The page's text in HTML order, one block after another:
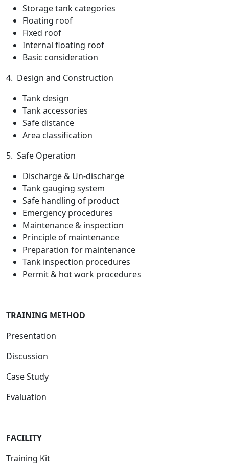
Storage tank categories
Floating roof
Fixed roof
Internal floating roof
Basic consideration
4. Design and Construction
Tank design
Tank accessories
Safe distance
Area classification
5. Safe Operation
Discharge & Un-discharge
Tank gauging system
Safe handling of product
Emergency procedures
Maintenance & inspection
Principle of maintenance
Preparation for maintenance
Tank inspection procedures
Permit & hot work procedures
TRAINING METHOD
Presentation
Discussion
Case Study
Evaluation
FACILITY
Training Kit